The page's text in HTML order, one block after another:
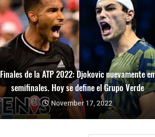
Finales de la ATP 2022: Djokovic nuevamente en
semifinales. Hoy se define el Grupo Verde
November 17, 2022